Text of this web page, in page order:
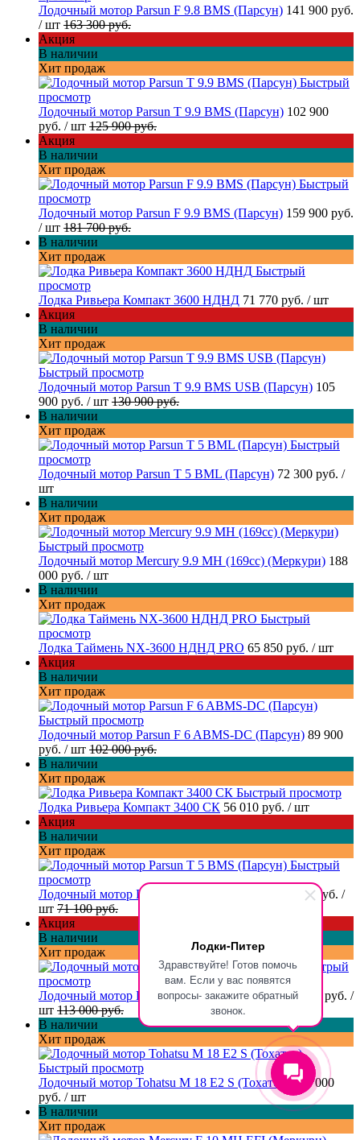
Лодки-Питер
Здравствуйте! Готов помочь
вам. Если у вас появятся
вопросы- закажите обратный
звонок.
Лодочный мотор Parsun F 9.8 BMS (Парсун) 141 900 руб.
/ шт 163 300 руб.
Акция
В наличии
Хит продаж
Быстрый
просмотр
Лодочный мотор Parsun T 9.9 BMS (Парсун) 102 900
руб. / шт 125 900 руб.
Акция
В наличии
Хит продаж
Быстрый
просмотр
Лодочный мотор Parsun F 9.9 BMS (Парсун) 159 900 руб.
/ шт 181 700 руб.
В наличии
Хит продаж
Быстрый
просмотр
Лодка Ривьера Компакт 3600 НДНД 71 770 руб. / шт
Акция
В наличии
Хит продаж
Быстрый просмотр
Лодочный мотор Parsun T 9.9 BMS USB (Парсун) 105
900 руб. / шт 130 900 руб.
В наличии
Хит продаж
Быстрый
просмотр
Лодочный мотор Parsun T 5 BML (Парсун) 72 300 руб. /
шт
В наличии
Хит продаж
Быстрый просмотр
Лодочный мотор Mercury 9.9 MH (169cc) (Меркури) 188
000 руб. / шт
В наличии
Хит продаж
Быстрый
просмотр
Лодка Таймень NX-3600 НДНД PRO 65 850 руб. / шт
Акция
В наличии
Хит продаж
Быстрый просмотр
Лодочный мотор Parsun F 6 ABMS-DC (Парсун) 89 900
руб. / шт 102 000 руб.
В наличии
Хит продаж
Быстрый просмотр
Лодка Ривьера Компакт 3400 СК 56 010 руб. / шт
Акция
В наличии
Хит продаж
Быстрый
просмотр
Лодочный мотор Parsun T 5 BMS (Парсун)
60 900 руб. /
шт 71 100 руб.
Акция
В наличии
Хит продаж
Быстрый
просмотр
Лодочный мотор Hidea HD 9.8 FHS (Хайди) 99 000 руб. /
шт 113 000 руб.
В наличии
Хит продаж
Быстрый просмотр
Лодочный мотор Tohatsu M 18 E2 S (Тохатсу) 238 000
руб. / шт
В наличии
Хит продаж